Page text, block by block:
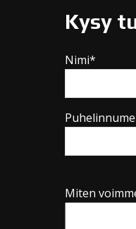
Kysy
Nimi*
Miten